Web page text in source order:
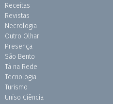
Receitas
Revistas
Necrologia
Outro Olhar
Presença
São Bento
Tá na Rede
Tecnologia
Turismo
Uniso Ciência